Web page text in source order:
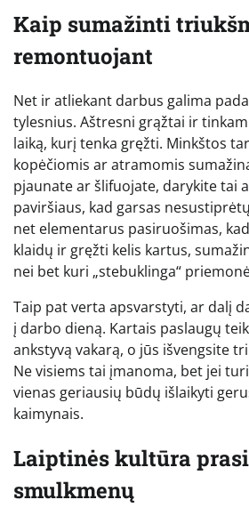
Kaip sumažinti
remontuojant
Net ir atliekant darbus galima
tylesnius. Aštresni grąžtai ir
laiką, kurį tenka gręžti. Minkštos
kopėčiomis ar atramomis
pjaunate ar šlifuojate, darykite tai
paviršiaus, kad garsas
net elementarus pasiruošimas,
klaidų ir gręžti kelis kartus,
nei bet kuri „stebuklinga“
Taip pat verta apsvarstyti, ar dalį
į darbo dieną. Kartais paslaugų
ankstyvą vakarą, o jūs išvengsite
Ne visiems tai įmanoma, bet jei
vienas geriausių būdų išlaikyti
kaimynais.
Laiptinės kultūra
smulkmenų